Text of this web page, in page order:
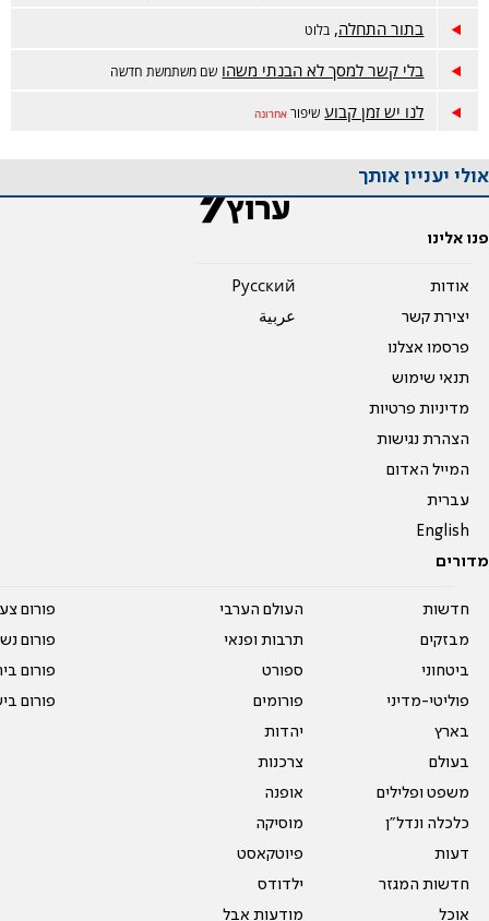
בתור התחלה, בלוט
בלי קשר למסך לא הבנתי משהו שם משתמשת חדשה
לנו יש זמן קבוע שיפור אחרונה
אולי יעניין אותך
פנו אלינו
אודות
יצירת קשר
פרסמו אצלנו
תנאי שימוש
מדיניות פרטיות
הצהרת נגישות
המייל האדום
עברית
English
Pусский
عربية
מדורים
חדשות
מבזקים
ביטחוני
פוליטי-מדיני
בארץ
בעולם
משפט ופלילים
כלכלה ונדל"ן
דעות
חדשות המגזר
אוכל
העולם הערבי
תרבות ופנאי
ספורט
פורומים
יהדות
צרכנות
אופנה
מוסיקה
פיוטקאסט
ילדודס
מודעות אבל
פורום
פורום
פורום
פורום